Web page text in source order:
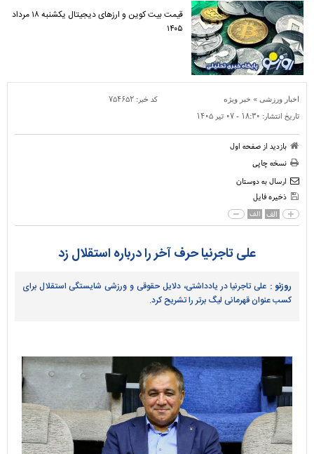
قیمت بیت کوین و ارز‌های دیجیتال یکشنبه ۱۸ مرداد
۱۴۰۵
اخبار ورزشی » خبر ویژه کد خبر: ۷۵۴۶۵۲
تاریخ انتشار: ۱۸:۳۰ - ۰۷ تير ۱۴۰۵
بازدید از صفحه اول
نسخه چاپی
ارسال به دوستان
ذخیره فایل
الف الف
علی تاجرنیا حرف آخر را درباره استقلال زد
روزنو : علی تاجرنیا در یادداشتی، دلایل حقوقی و ورزشی شایستگی استقلال برای
کسب عنوان قهرمانی لیگ برتر را تشریح کرد.